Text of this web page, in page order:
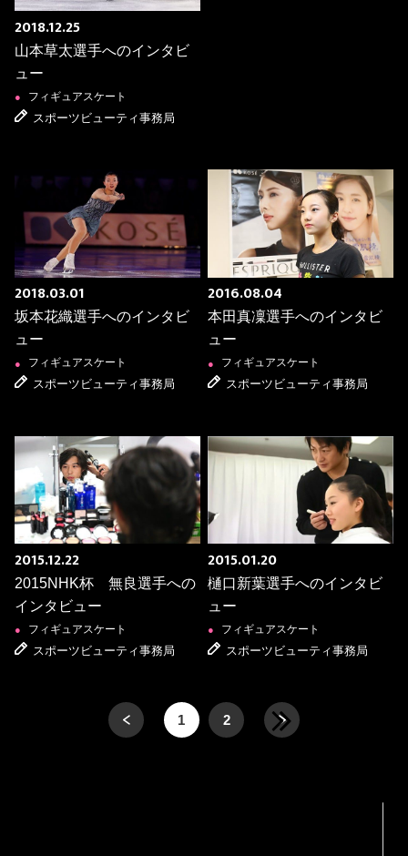
2018.12.25
山本草太選手へのインタビ
ュー
● フィギュアスケート
スポーツビューティ事務局
2018.03.01
坂本花織選手へのインタビ
ュー
● フィギュアスケート
スポーツビューティ事務局
2016.08.04
本田真凜選手へのインタビ
ュー
● フィギュアスケート
スポーツビューティ事務局
2015.12.22
2015NHK杯 無良選手への
インタビュー
● フィギュアスケート
スポーツビューティ事務局
2015.01.20
樋口新葉選手へのインタビ
ュー
● フィギュアスケート
スポーツビューティ事務局
前へ
1 2